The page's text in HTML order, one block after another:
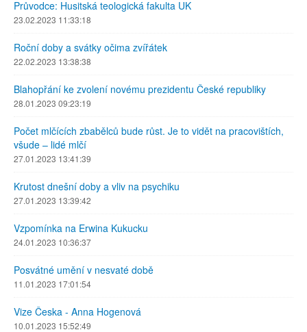
Průvodce: Husitská teologická fakulta UK
23.02.2023 11:33:18
Roční doby a svátky očima zvířátek
22.02.2023 13:38:38
Blahopřání ke zvolení novému prezidentu České republiky
28.01.2023 09:23:19
Počet mlčících zbabělců bude růst. Je to vidět na pracovištích,
všude – lidé mlčí
27.01.2023 13:41:39
Krutost dnešní doby a vliv na psychiku
27.01.2023 13:39:42
Vzpomínka na Erwina Kukucku
24.01.2023 10:36:37
Posvátné umění v nesvaté době
11.01.2023 17:01:54
Vize Česka - Anna Hogenová
10.01.2023 15:52:49